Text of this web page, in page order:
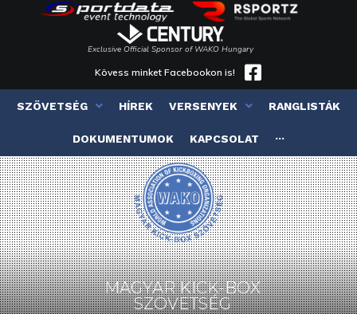
Exclusive Official Sponsor of WAKO Hungary
Kövess minket Facebookon is!
SZÖVETSÉG HÍREK VERSENYEK RANGLISTÁK
DOKUMENTUMOK KAPCSOLAT ···
MAGYAR KICK-BOX
SZÖVETSÉG